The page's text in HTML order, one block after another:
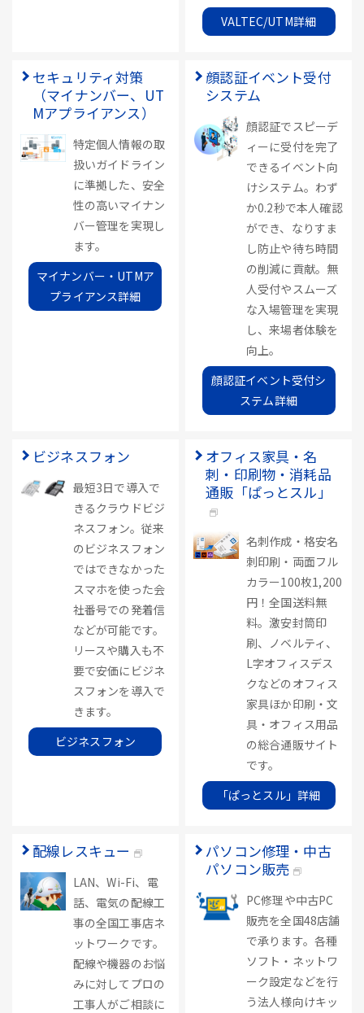
VALTEC/UTM詳細
セキュリティ対策
（マイナンバー、UT
Mアプライアンス）
特定個人情報の取
扱いガイドライン
に準拠した、安全
性の高いマイナン
バー管理を実現し
ます。
マイナンバー・UTMア
プライアンス詳細
顔認証イベント受付
システム
顔認証でスピーデ
ィーに受付を完了
できるイベント向
けシステム。わず
か0.2秒で本人確認
ができ、なりすま
し防止や待ち時間
の削減に貢献。無
人受付やスムーズ
な入場管理を実現
し、来場者体験を
向上。
顔認証イベント受付シ
ステム詳細
ビジネスフォン
最短3日で導入で
きるクラウドビジ
ネスフォン。従来
のビジネスフォン
ではできなかった
スマホを使った会
社番号での発着信
などが可能です。
リースや購入も不
要で安価にビジネ
スフォンを導入で
きます。
ビジネスフォン
オフィス家具・名
刺・印刷物・消耗品
通販「ぱっとスル」
名刺作成・格安名
刺印刷・両面フル
カラー100枚1,200
円！全国送料無
料。激安封筒印
刷、ノベルティ、
L字オフィスデス
クなどのオフィス
家具ほか印刷・文
具・オフィス用品
の総合通販サイト
です。
「ぱっとスル」詳細
配線レスキュー
LAN、Wi-Fi、電
話、電気の配線工
事の全国工事店ネ
ットワークです。
配線や機器のお悩
みに対してプロの
工事人がご相談に
パソコン修理・中古
パソコン販売
PC修理や中古PC
販売を全国48店舗
で承ります。各種
ソフト・ネットワ
ーク設定などを行
う法人様向けキッ